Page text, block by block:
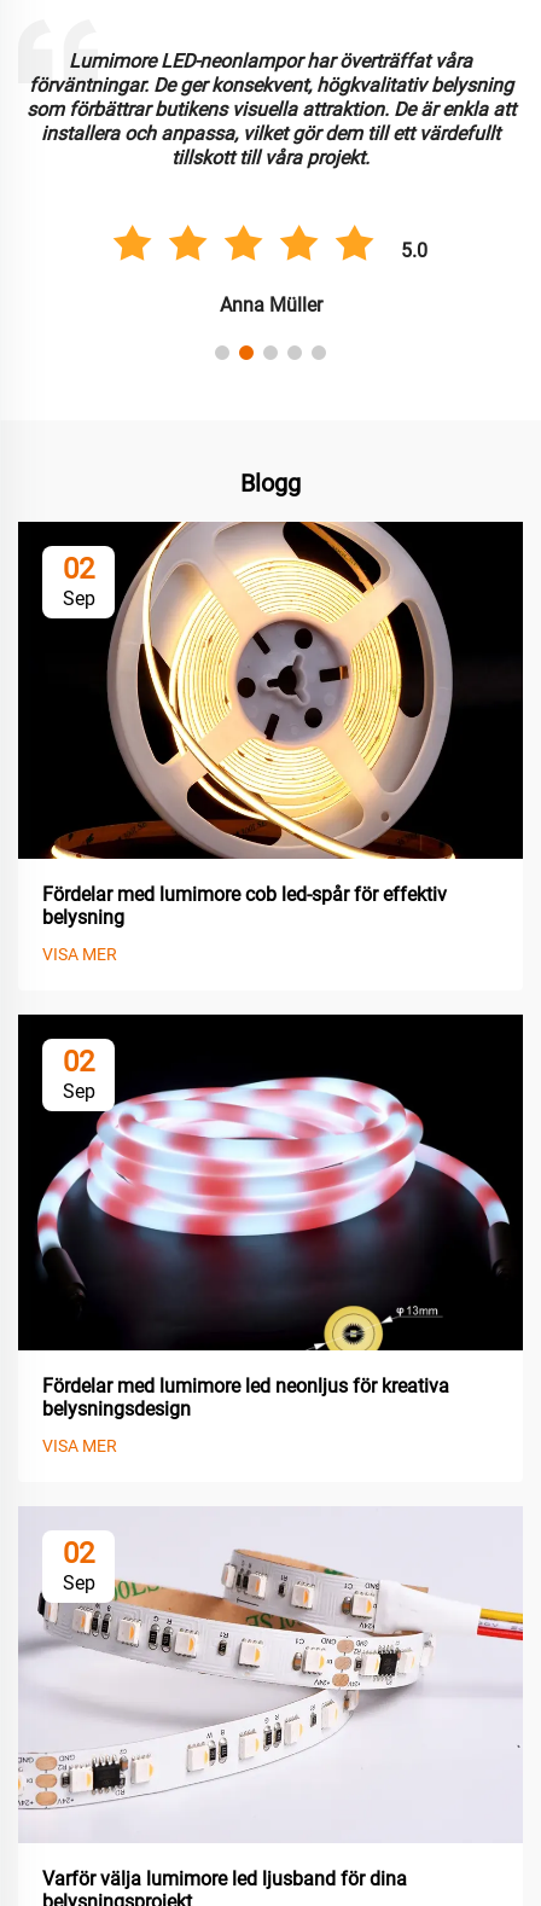
Lumimore LED-neonlampor har överträffat våra
förväntningar. De ger konsekvent, högkvalitativ belysning
som förbättrar butikens visuella attraktion. De är enkla att
installera och anpassa, vilket gör dem till ett värdefullt
tillskott till våra projekt.
5.0
Anna Müller
Blogg
02
Sep
Fördelar med lumimore cob led-spår för effektiv
belysning
VISA MER
02
Sep
Fördelar med lumimore led neonljus för kreativa
belysningsdesign
VISA MER
02
Sep
Varför välja lumimore led ljusband för dina
belysningsprojekt